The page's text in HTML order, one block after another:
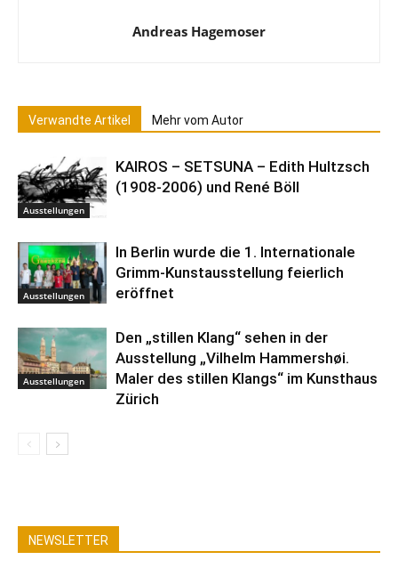
Andreas Hagemoser
Verwandte Artikel Mehr vom Autor
Ausstellungen
KAIROS – SETSUNA – Edith Hultzsch
(1908-2006) und René Böll
Ausstellungen
In Berlin wurde die 1. Internationale
Grimm-Kunstausstellung feierlich
eröffnet
Ausstellungen
Den „stillen Klang“ sehen in der
Ausstellung „Vilhelm Hammershøi.
Maler des stillen Klangs“ im Kunsthaus
Zürich
NEWSLETTER